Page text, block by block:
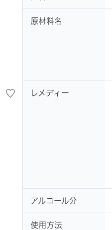
原材料名
レメディー
アルコール分
使用方法